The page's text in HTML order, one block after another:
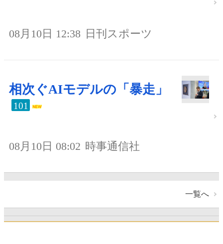
08月10日 12:38 日刊スポーツ
相次ぐAIモデルの「暴走」
101
08月10日 08:02 時事通信社
一覧へ